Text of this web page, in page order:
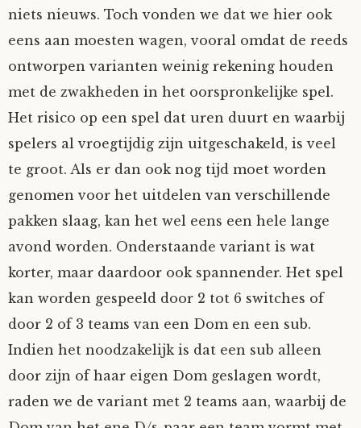
Posities
Spelletjes
aube
Ben Hands-on
Bill-A-Cook
Clarity
Diderod
Faith
Fioontje
Verhalen van Anne en Bill
Anne
Interactieve verhalen
niets nieuws. Toch vonden we dat we hier ook
eens aan moesten wagen, vooral omdat de reeds
ontworpen varianten weinig rekening houden
met de zwakheden in het oorspronkelijke spel.
Het risico op een spel dat uren duurt en waarbij
spelers al vroegtijdig zijn uitgeschakeld, is veel
te groot. Als er dan ook nog tijd moet worden
genomen voor het uitdelen van verschillende
pakken slaag, kan het wel eens een hele lange
avond worden. Onderstaande variant is wat
korter, maar daardoor ook spannender. Het spel
kan worden gespeeld door 2 tot 6 switches of
door 2 of 3 teams van een Dom en een sub.
Indien het noodzakelijk is dat een sub alleen
door zijn of haar eigen Dom geslagen wordt,
raden we de variant met 2 teams aan, waarbij de